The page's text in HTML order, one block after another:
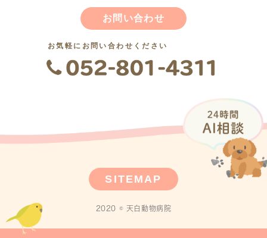
お問い合わせ
お気軽にお問い合わせください
SITEMAP
2020 © 天白動物病院